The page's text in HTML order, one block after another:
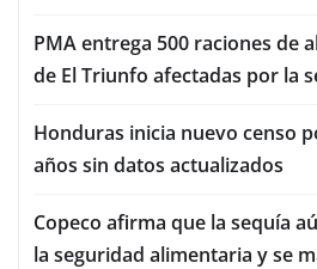
PMA entrega 500 raciones de
de El Triunfo afectadas por la
Honduras inicia nuevo censo
años sin datos actualizados
Copeco afirma que la sequía
la seguridad alimentaria y se